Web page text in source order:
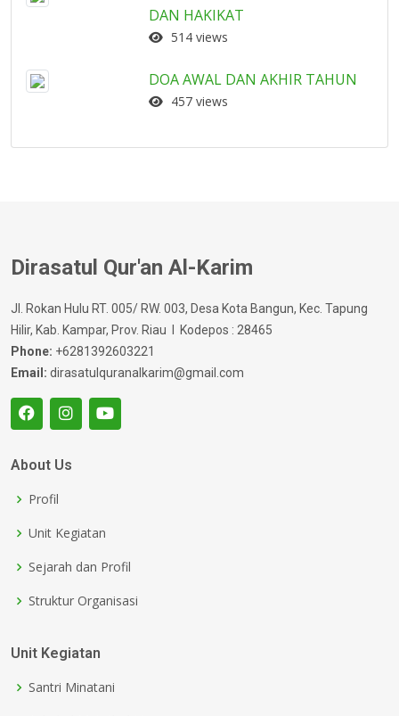
DAN HAKIKAT
514 views
DOA AWAL DAN AKHIR TAHUN
457 views
Dirasatul Qur'an Al-Karim
Jl. Rokan Hulu RT. 005/ RW. 003, Desa Kota Bangun, Kec. Tapung
Hilir, Kab. Kampar, Prov. Riau I Kodepos : 28465
Phone: +6281392603221
Email: dirasatulquranalkarim@gmail.com
About Us
Profil
Unit Kegiatan
Sejarah dan Profil
Struktur Organisasi
Unit Kegiatan
Santri Minatani